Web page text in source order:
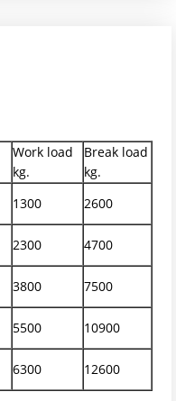
Work load
kg.
Break load
kg.
1300
2600
2300
4700
3800
7500
5500
10900
6300 12600